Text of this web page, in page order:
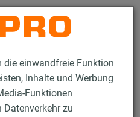
die einwandfreie Funktion
Inhalte und Werbung
Funktionen
Datenverkehr zu
Kontakt